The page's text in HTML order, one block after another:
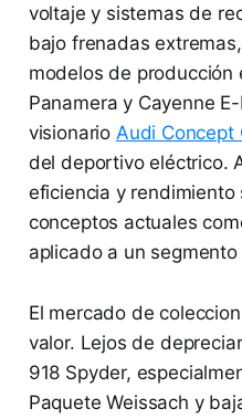
voltaje y sistemas de
bajo frenadas
modelos de producción
Panamera y Cayenne
visionario Audi Concept
del deportivo eléctrico.
eficiencia y
conceptos actuales
aplicado a un
El mercado de
valor. Lejos de
918 Spyder,
Paquete Weissach y